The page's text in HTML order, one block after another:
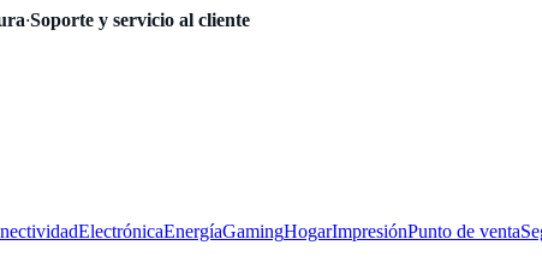
·Soporte y servicio al cliente
ElectrónicaEnergíaGamingHogarImpresiónPunto de venta